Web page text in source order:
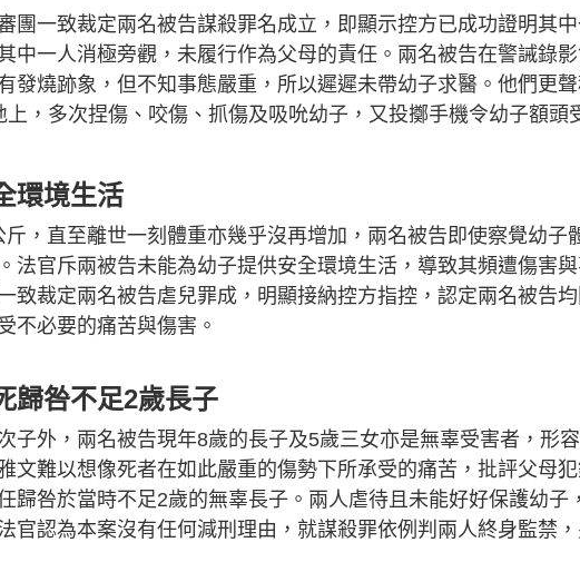
團一致裁定兩名被告謀殺罪名成立，即顯示控方已成功證明其
中一人消極旁觀，未履行作為父母的責任。兩名被告在警誡錄
發燒跡象，但不知事態嚴重，所以遲遲未帶幼子求醫。他們更
，多次捏傷、咬傷、抓傷及吸吮幼子，又投擲手機令幼子額頭
環境生活
，直至離世一刻體重亦幾乎沒再增加，兩名被告即使察覺幼子
法官斥兩被告未能為幼子提供安全環境生活，導致其頻遭傷害
致裁定兩名被告虐兒罪成，明顯接納控方指控，認定兩名被告均
不必要的痛苦與傷害。
歸咎不足2歲長子
子外，兩名被告現年8歲的長子及5歲三女亦是無辜受害者，形
文難以想像死者在如此嚴重的傷勢下所承受的痛苦，批評父母
歸咎於當時不足2歲的無辜長子。兩人虐待且未能好好保護幼子，
官認為本案沒有任何減刑理由，就謀殺罪依例判兩人終身監禁，